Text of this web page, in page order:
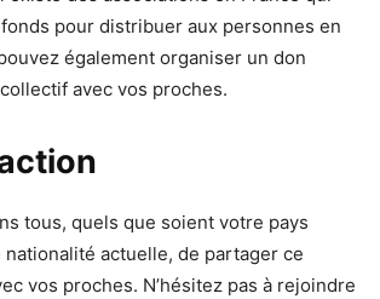
pour distribuer aux personnes en
également organiser un don
avec vos proches.
tous, quels que soient votre pays
nationalité actuelle, de partager ce
vos proches. N’hésitez pas à rejoindre